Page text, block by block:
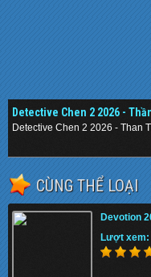
Detective Chen 2 2026 -
Thám Nằm Vùng 2
Detective Chen 2 2026 - Than
CÙNG THỂ LOẠI
Devotion
Lượt xem: